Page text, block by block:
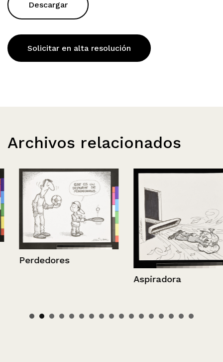
Descargar
Solicitar en alta resolución
Archivos relacionados
Perdedores
Aspiradora